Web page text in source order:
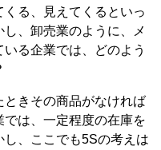
る、見えてくるといっ
、卸売業のように、メ
る企業では、どのよう
きその商品がなければ
は、一定程度の在庫を
、ここでも5Sの考えは